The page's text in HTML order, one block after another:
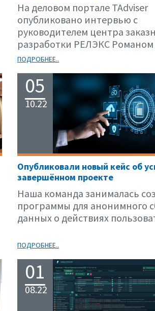
На деловом портале TAdviser
опубликовано интервью с
руководителем центра
разработки РЕЛЭКС Романом
ПОДРОБНЕЕ..
05
10.22
Опубликовали новый кейс об
завершённом проекте
Наша команда занималась
программы для анонимного
данных о действиях
ПОДРОБНЕЕ..
01
08.22